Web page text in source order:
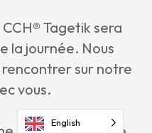
Tagetik sera
la journée. Nous
rencontrer sur notre
vous.
English